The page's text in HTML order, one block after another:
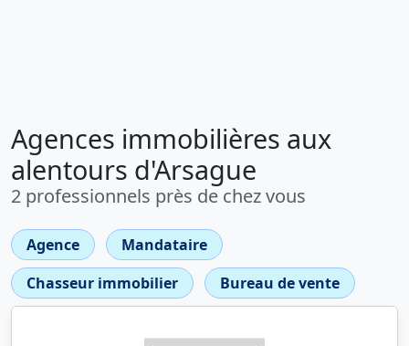
Agences immobilières aux
alentours d'Arsague
2 professionnels près de chez vous
Agence
Mandataire
Chasseur immobilier
Bureau de vente